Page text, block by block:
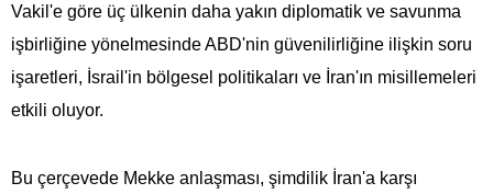
Vakil'e göre üç ülkenin daha yakın diplomatik ve savunma
işbirliğine yönelmesinde ABD'nin güvenilirliğine ilişkin soru
işaretleri, İsrail'in bölgesel politikaları ve İran'ın misillemeleri
etkili oluyor.
Bu çerçevede Mekke anlaşması, şimdilik İran'a karşı